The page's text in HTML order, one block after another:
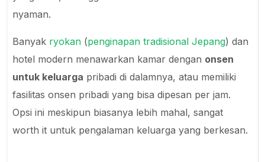
nyaman.
Banyak ryokan (penginapan tradisional Jepang) dan
hotel modern menawarkan kamar dengan onsen
untuk keluarga pribadi di dalamnya, atau memiliki
fasilitas onsen pribadi yang bisa dipesan per jam.
Opsi ini meskipun biasanya lebih mahal, sangat
worth it untuk pengalaman keluarga yang berkesan.